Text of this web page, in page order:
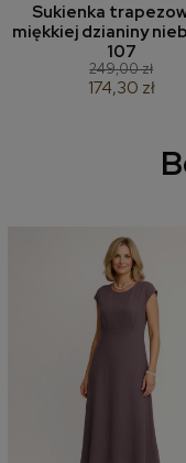
Sukienka
miękkiej dzianiny
107
249,00 zł
174,30 zł